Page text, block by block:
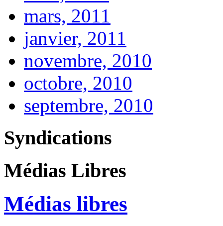
mars, 2011
janvier, 2011
novembre, 2010
octobre, 2010
septembre, 2010
Syndications
Médias Libres
Médias libres